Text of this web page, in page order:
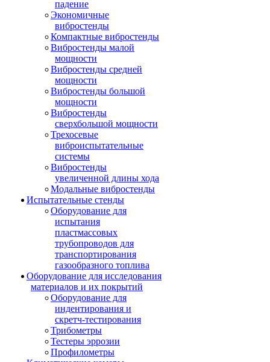
падение
Экономичные
вибростенды
Компактные вибростенды
Вибростенды малой
мощности
Вибростенды средней
мощности
Вибростенды большой
мощности
Вибростенды
сверхбольшой мощности
Трехосевые
виброиспытательные
системы
Вибростенды
увеличенной длины хода
Модальные вибростенды
Испытательные стенды
Оборудование для
испытания
пластмассовых
трубопроводов для
транспортирования
газообразного топлива
Оборудование для исследования
материалов и их покрытий
Оборудование для
индентирования и
скретч-тестирования
Трибометры
Тестеры эррозии
Профилометры